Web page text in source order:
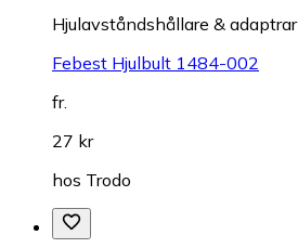
Hjulavståndshållare & adaptrar
Febest Hjulbult 1484-002
fr.
27 kr
hos Trodo